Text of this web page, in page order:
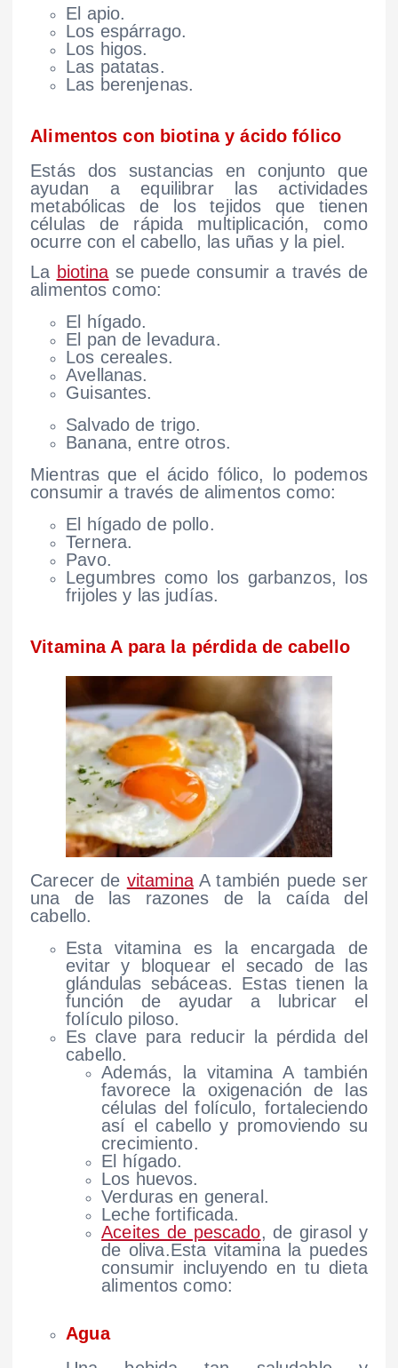
El apio.
Los espárrago.
Los higos.
Las patatas.
Las berenjenas.
Alimentos con biotina y ácido fólico
Estás dos sustancias en conjunto que
ayudan a equilibrar las actividades
metabólicas de los tejidos que tienen
células de rápida multiplicación, como
ocurre con el cabello, las uñas y la piel.
La biotina se puede consumir a través de
alimentos como:
El hígado.
El pan de levadura.
Los cereales.
Avellanas.
Guisantes.
Salvado de trigo.
Banana, entre otros.
Mientras que el ácido fólico, lo podemos
consumir a través de alimentos como:
El hígado de pollo.
Ternera.
Pavo.
Legumbres como los garbanzos, los
frijoles y las judías.
Vitamina A para la pérdida de cabello
Carecer de vitaminaA también puede ser
una de las razones de la caída del
cabello.
Esta vitamina es la encargada de
evitar y bloquear el secado de las
glándulas sebáceas. Estas tienen la
función de ayudar a lubricar el
folículo piloso.
Es clave para reducir la pérdida del
cabello.
Además, la vitamina A también
favorece la oxigenación de las
células del folículo, fortaleciendo
así el cabello y promoviendo su
crecimiento.
El hígado.
Los huevos.
Verduras en general.
Leche fortificada.
Aceites de pescado, de girasol y
de oliva.Esta vitamina la puedes
consumir incluyendo en tu dieta
alimentos como:
Agua